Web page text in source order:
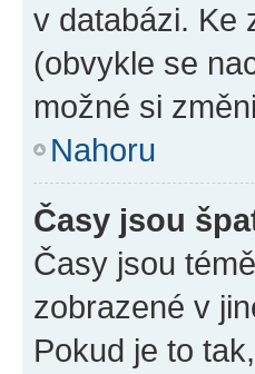
v databázi. Ke
(obvykle se
možné si
Nahoru
Časy jsou
Časy jsou
zobrazené v
Pokud je to